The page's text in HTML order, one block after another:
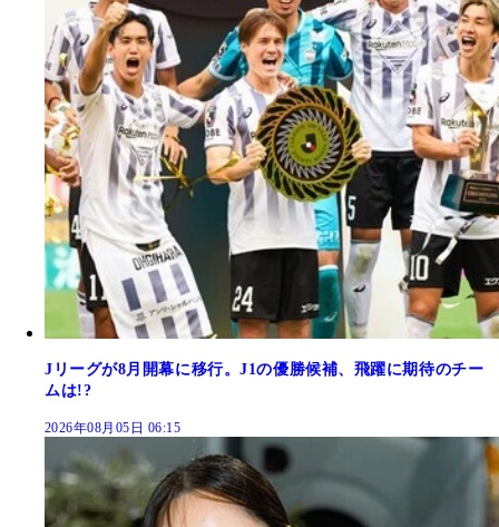
Jリーグが8月開幕に移行。J1の優勝候補、飛躍に期待のチー
ムは!?
2026年08月05日 06:15